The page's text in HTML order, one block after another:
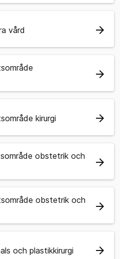
vård arrow_forward
arrow_forward
kirurgi arrow_forward
obstetrik och
arrow_forward
obstetrik och
arrow_forward
och plastikkirurgi arrow_forward